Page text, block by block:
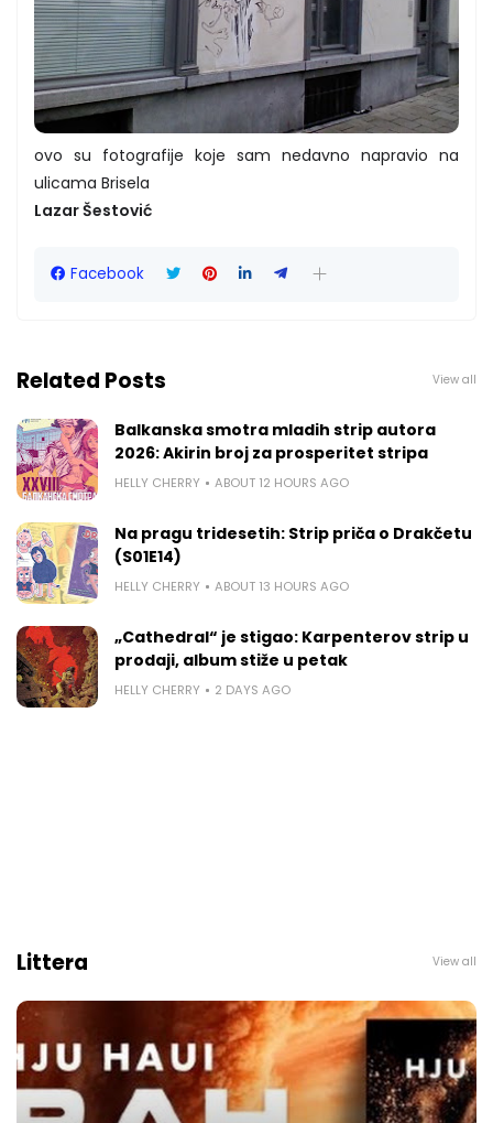
ovo su fotografije koje sam nedavno napravio na
ulicama Brisela
Lazar Šestović
Facebook
Related Posts View all
Balkanska smotra mladih strip autora
2026: Akirin broj za prosperitet stripa
HELLY CHERRY ABOUT 12 HOURS AGO
Na pragu tridesetih: Strip priča o Drakčetu
(S01E14)
HELLY CHERRY ABOUT 13 HOURS AGO
„Cathedral“ je stigao: Karpenterov strip u
prodaji, album stiže u petak
HELLY CHERRY 2 DAYS AGO
Littera View all